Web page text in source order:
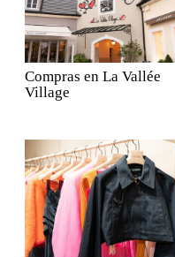
Compras en La Vallée
Village